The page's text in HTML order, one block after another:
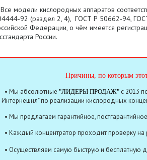
Все модели кислородных аппаратов
92 (раздел 2, 4), ГОСТ Р 50662-94,
Федерации, о чём имеется
России.
Причины, по которым
• Мы абсолютные "ЛИДЕРЫ ПРОДАЖ"с 2013
Интернешнл" по реализации кислородных
• Мы предлагаем гарантийное,
• Каждый концентратор проходит проверку на
• Осуществляем самую быструю и бесплатную